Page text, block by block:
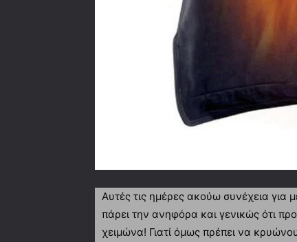
Αυτές τις ημέρες ακούω συνέχεια για
πάρει την ανηφόρα και γενικώς ότι
χειμώνα! Γιατί όμως πρέπει να